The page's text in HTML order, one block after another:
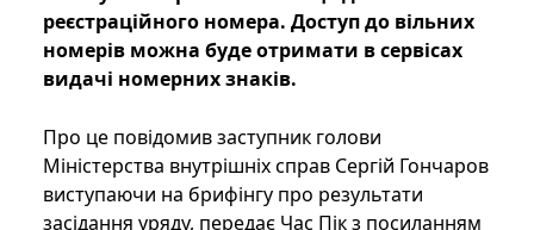
реєстраційного номера. Доступ до вільних
номерів можна буде отримати в сервісах
видачі номерних знаків.
Про це повідомив заступник голови
Міністерства внутрішніх справ Сергій Гончаров
виступаючи на брифінгу про результати
засідання уряду, передає Час Пік з посиланням